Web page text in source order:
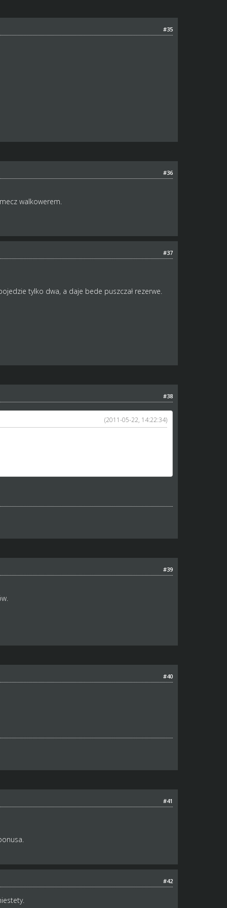
#35
#36
walkowerem.
#37
tylko dwa, a daje bede puszczał rezerwe.
#38
(2011-05-22, 14:22:34)
#39
#40
#41
#42